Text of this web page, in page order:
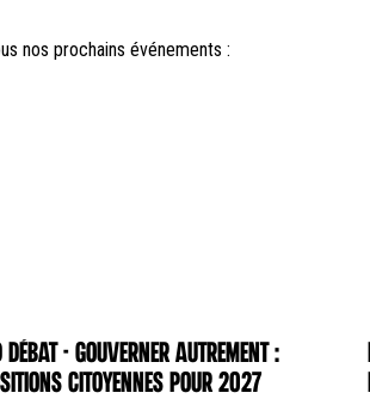
nos prochains événements :
DÉBAT - Gouverner autrement :
citoyennes pour 2027